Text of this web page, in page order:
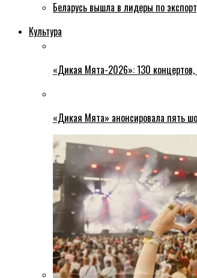
Беларусь вышла в лидеры по
Культура
«Дикая Мята-2026»: 130
«Дикая Мята» анонсировала пять